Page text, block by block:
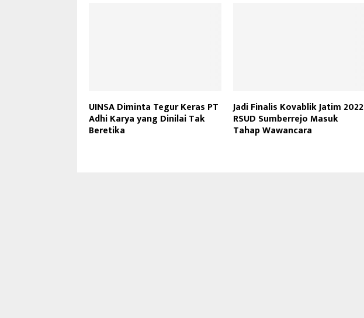
UINSA Diminta Tegur Keras PT
Adhi Karya yang Dinilai Tak
Beretika
Jadi Finalis Kovablik Jatim 2022
RSUD Sumberrejo Masuk
Tahap Wawancara